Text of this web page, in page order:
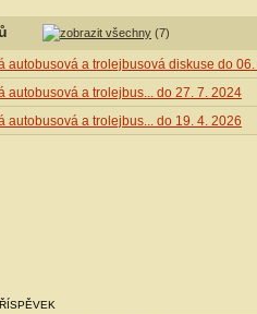
(7)
autobusová a trolejbusová diskuse do
autobusová a trolejbus... do 27. 7. 2024
autobusová a trolejbus... do 19. 4. 2026